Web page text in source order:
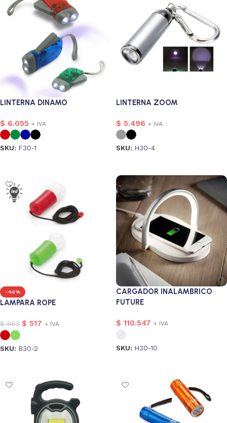
LINTERNA DINAMO
$ 6.055 + IVA
SKU: F30-1
LINTERNA ZOOM
$ 5.496 + IVA
SKU: H30-4
-40%
LAMPARA ROPE
$863 $ 517 + IVA
SKU: B30-2
CARGADOR INALAMBRICO
FUTURE
$ 110.547 + IVA
SKU: H30-10